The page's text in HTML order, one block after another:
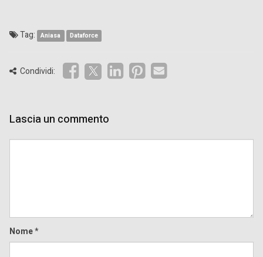
Tag: Aniasa Dataforce
Condividi:
Lascia un commento
Nome*